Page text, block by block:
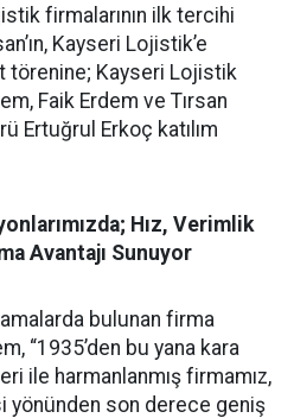
firmalarının ilk tercihi
Kayseri Lojistik’e
Kayseri Lojistik
Faik Erdem ve Tırsan
Ertuğrul Erkoç katılım
Hız, Verimlik
Avantajı Sunuyor
bulunan firma
“1935’den bu yana kara
ile harmanlanmış firmamız,
yönünden son derece geniş